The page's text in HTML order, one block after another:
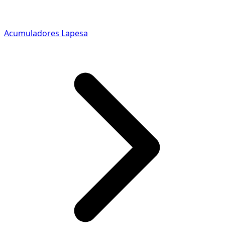
Acumuladores Lapesa